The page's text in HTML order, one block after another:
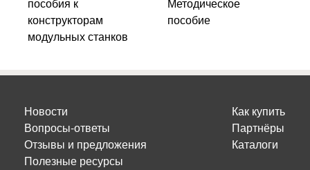
конструкторам
модульных станков
пособие
Новости
Вопросы-ответы
Отзывы и предложения
Полезные ресурсы
Как купить
Партнёры
Каталоги